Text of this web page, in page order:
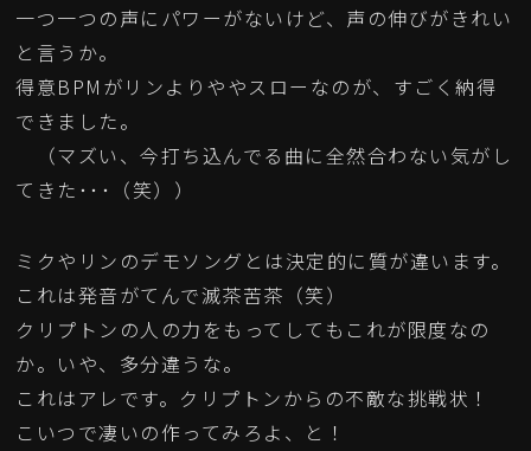
一つ一つの声にパワーがないけど、声の伸びがきれい
と言うか。
得意BPMがリンよりややスローなのが、すごく納得
できました。
（マズい、今打ち込んでる曲に全然合わない気がし
てきた･･･（笑））
ミクやリンのデモソングとは決定的に質が違います。
これは発音がてんで滅茶苦茶（笑）
クリプトンの人の力をもってしてもこれが限度なの
か。いや、多分違うな。
これはアレです。クリプトンからの不敵な挑戦状！
こいつで凄いの作ってみろよ、と！